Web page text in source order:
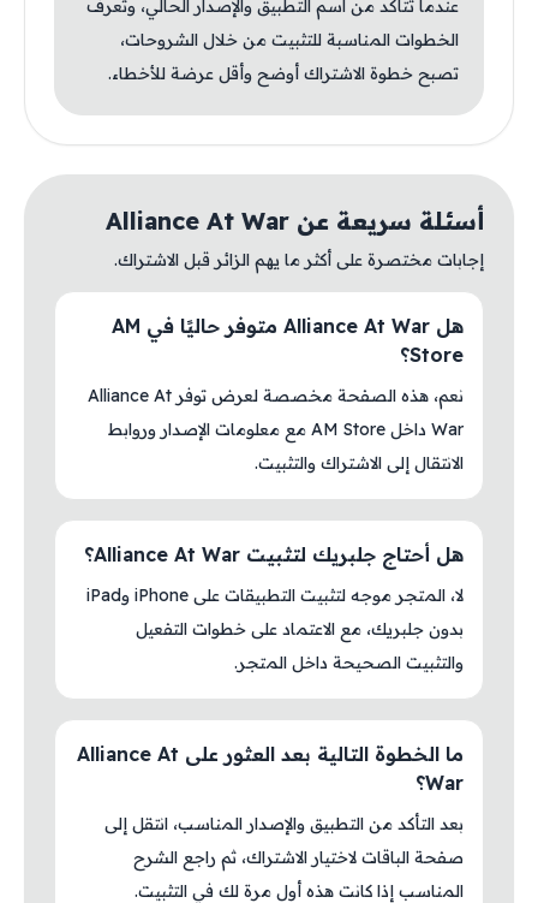
عندما تتأكد من اسم التطبيق والإصدار الحالي، وتعرف
الخطوات المناسبة للتثبيت من خلال الشروحات،
تصبح خطوة الاشتراك أوضح وأقل عرضة للأخطاء.
أسئلة سريعة عن Alliance At War
إجابات مختصرة على أكثر ما يهم الزائر قبل الاشتراك.
هل Alliance At War متوفر حاليًا في AM
Store؟
نعم، هذه الصفحة مخصصة لعرض توفر Alliance At
War داخل AM Store مع معلومات الإصدار وروابط
الانتقال إلى الاشتراك والتثبيت.
هل أحتاج جلبريك لتثبيت Alliance At War؟
لا، المتجر موجه لتثبيت التطبيقات على iPhone وiPad
بدون جلبريك، مع الاعتماد على خطوات التفعيل
والتثبيت الصحيحة داخل المتجر.
ما الخطوة التالية بعد العثور على Alliance At
War؟
بعد التأكد من التطبيق والإصدار المناسب، انتقل إلى
صفحة الباقات لاختيار الاشتراك، ثم راجع الشرح
المناسب إذا كانت هذه أول مرة لك في التثبيت.